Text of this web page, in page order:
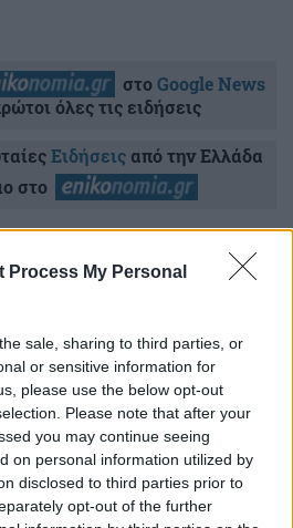
Process My Personal
sale, sharing to third parties, or
or sensitive information for
please use the below opt-out
Please note that after your
you may continue seeing
on personal information utilized by
disclosed to third parties prior to
opt-out of the further
στοGoogle News
όλες τις ειδήσεις
Ειδήσειςαπό την Ελλάδα
στο
Ποιοι πάνε σήμερα